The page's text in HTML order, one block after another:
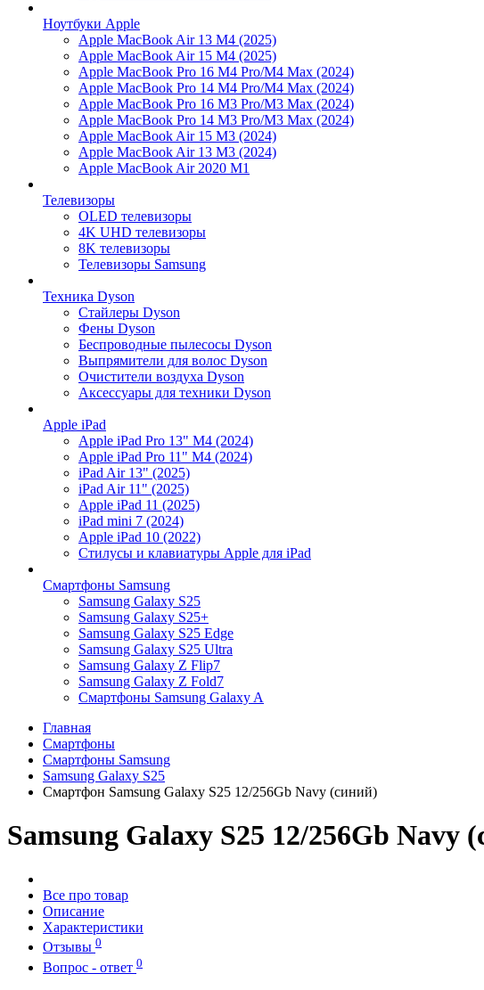
Ноутбуки Apple
Apple MacBook Air 13 M4 (2025)
Apple MacBook Air 15 M4 (2025)
Apple MacBook Pro 16 M4 Pro/M4 Max (2024)
Apple MacBook Pro 14 M4 Pro/M4 Max (2024)
Apple MacBook Pro 16 M3 Pro/M3 Max (2024)
Apple MacBook Pro 14 M3 Pro/M3 Max (2024)
Apple MacBook Air 15 M3 (2024)
Apple MacBook Air 13 M3 (2024)
Apple MacBook Air 2020 M1
Телевизоры
OLED телевизоры
4K UHD телевизоры
8K телевизоры
Телевизоры Samsung
Техника Dyson
Стайлеры Dyson
Фены Dyson
Беспроводные пылесосы Dyson
Выпрямители для волос Dyson
Очистители воздуха Dyson
Аксессуары для техники Dyson
Apple iPad
Apple iPad Pro 13" M4 (2024)
Apple iPad Pro 11" M4 (2024)
iPad Air 13" (2025)
iPad Air 11" (2025)
Apple iPad 11 (2025)
iPad mini 7 (2024)
Apple iPad 10 (2022)
Стилусы и клавиатуры Apple для iPad
Смартфоны Samsung
Samsung Galaxy S25
Samsung Galaxy S25+
Samsung Galaxy S25 Edge
Samsung Galaxy S25 Ultra
Samsung Galaxy Z Flip7
Samsung Galaxy Z Fold7
Смартфоны Samsung Galaxy A
Главная
Смартфоны
Смартфоны Samsung
Samsung Galaxy S25
Смартфон Samsung Galaxy S25 12/256Gb Navy (синий)
Samsung Galaxy S25 12/256Gb
Все про товар
Описание
Характеристики
Отзывы 0
Вопрос - ответ 0